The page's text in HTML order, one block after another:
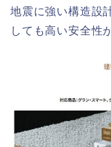
地震に強い構造設
しても高い安全性